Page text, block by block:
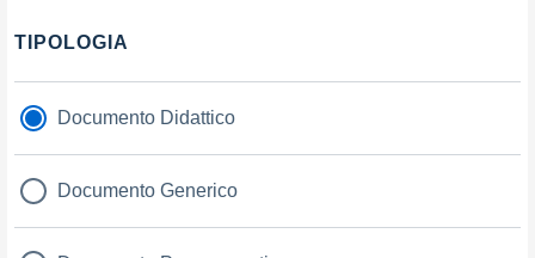
Filtri
TIPOLOGIA
Documento Didattico
Documento Generico